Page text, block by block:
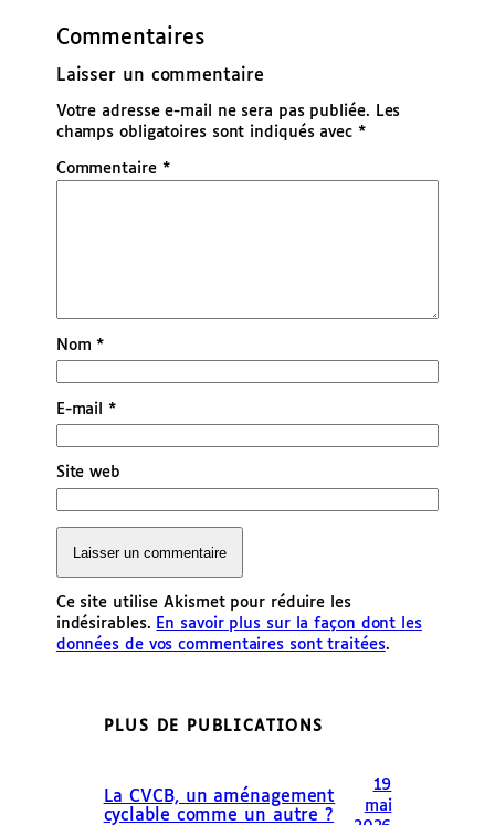
Commentaires
Laisser un commentaire
Votre adresse e-mail ne sera pas publiée.
Les
champs obligatoires sont indiqués avec *
Commentaire *
Nom*
E-mail*
Site web
Ce site utilise Akismet pour réduire les
indésirables. En savoir plus sur la façon dont les
données de vos commentaires sont traitées.
PLUS DE PUBLICATIONS
La CVCB, un aménagement
cyclable comme un autre ?
19
mai